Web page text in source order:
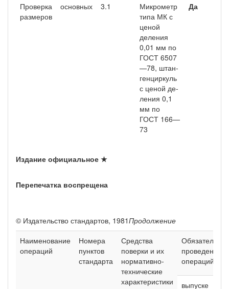
Проверка
размеров
основных 3.1
Микрометр
типа МК с
ценой
деления
0,01 мм по
ГОСТ 6507
—78, штан­
генциркуль
с ценой де­
ления 0,1
мм по
ГОСТ 166—
73
Да
Издание официальное ★
Перепечатка воспрещена
© Издательство стандартов, 1981Продолжение
Наименование
операций
Номера
пунктов
стандарта
Средства
поверки и их
нормативно-
технические
характеристики
про­ведения
операций при
выпуске